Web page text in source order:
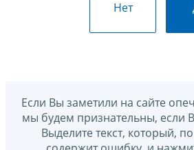
Нет
Если Вы заметили на сайте
мы будем признательны, если
Выделите текст, который,